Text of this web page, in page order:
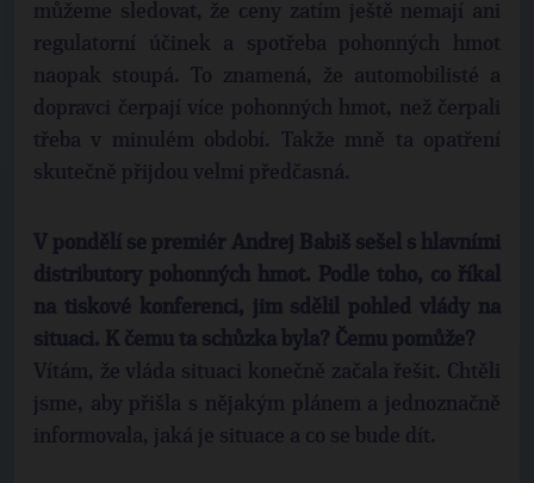
můžeme sledovat, že ceny zatím ještě nemají ani
regulatorní účinek a spotřeba pohonných hmot
naopak stoupá. To znamená, že automobilisté a
dopravci čerpají více pohonných hmot, než čerpali
třeba v minulém období. Takže mně ta opatření
skutečně přijdou velmi předčasná.
V pondělí se premiér Andrej Babiš sešel s hlavními
distributory pohonných hmot. Podle toho, co říkal
na tiskové konferenci, jim sdělil pohled vlády na
situaci. K čemu ta schůzka byla? Čemu pomůže?
Vítám, že vláda situaci konečně začala řešit. Chtěli
jsme, aby přišla s nějakým plánem a jednoznačně
informovala, jaká je situace a co se bude dít.